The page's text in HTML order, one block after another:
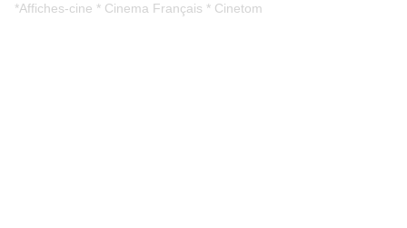
*Affiches-cine * Cinema Français * Cinetom